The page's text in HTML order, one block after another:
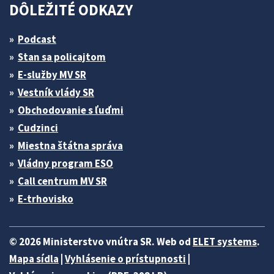
DÔLEŽITÉ ODKAZY
Podcast
Stan sa policajtom
E-služby MV SR
Vestník vlády SR
Obchodovanie s ľuďmi
Cudzinci
Miestna štátna správa
Vládny program ESO
Call centrum MV SR
E-trhovisko
© 2026 Ministerstvo vnútra SR. Web od ELET systems.
Mapa sídla Vyhlásenie o prístupnosti